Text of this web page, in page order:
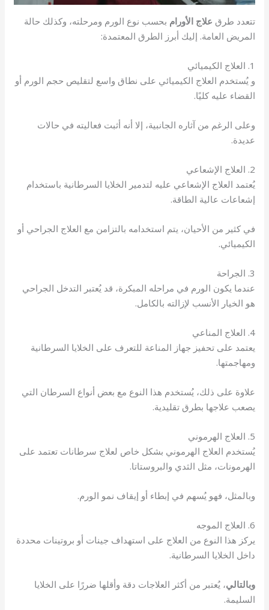
تتعدد طرق علاج الأورام بحسب نوع الورم ومرحلته، وكذلك حالة
المريض العامة. إليك أبرز الطرق المعتمدة:
1. العلاج الكيميائي
و يُستخدم العلاج الكيميائي على نطاق واسع لتقليص حجم الورم أو
القضاء عليه كليًا.
وعلى الرغم من آثاره الجانبية، إلا أنه أثبت فعاليته في حالات
عديدة.
2. العلاج الإشعاعي
يُعتمد العلاج الإشعاعي عليه لتدمير الخلايا السرطانية باستخدام
إشعاعات عالية الطاقة.
في كثير من الأحيان، يتم استخدامه بالتزامن مع العلاج الجراحي أو
الكيميائي.
3. الجراحة
عندما يكون الورم في مراحله المبكرة، قد يُعتبر التدخل الجراحي
هو الخيار الأنسب لإزالته بالكامل.
4. العلاج المناعي
يعتمد على تحفيز جهاز المناعة للتعرف على الخلايا السرطانية
ومهاجمتها.
علاوة على ذلك، يُستخدم هذا النوع مع بعض أنواع السرطان التي
يصعب علاجها بطرق تقليدية.
5. العلاج الهرموني
يُستخدم العلاج الهرموني بشكل خاص لعلاج سرطانات تعتمد على
الهرمونات، مثل الثدي والبروستاتا.
وبالمثل، فهو يُسهم في إبطاء أو إيقاف نمو الورم.
6. العلاج الموجه
يركز هذا النوع من العلاج على استهداف جينات أو بروتينات محددة
داخل الخلايا السرطانية.
وبالتالي، يُعتبر من أكثر العلاجات دقة وأقلها ضررًا على الخلايا
السليمة.